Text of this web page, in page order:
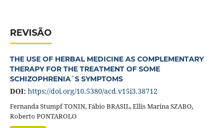
REVISÃO
THE USE OF HERBAL MEDICINE AS COMPLEMENTARY
THERAPY FOR THE TREATMENT OF SOME
SCHIZOPHRENIA`S SYMPTOMS
DOI: https://doi.org/10.5380/acd.v15i3.38712
Fernanda Stumpf TONIN, Fábio BRASIL, Ellis Marina SZABO,
Roberto PONTAROLO